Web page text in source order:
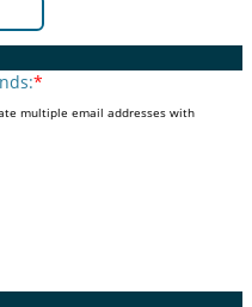
*
multiple email addresses with